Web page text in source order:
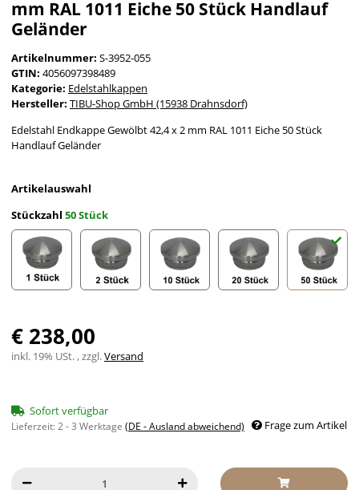
mm RAL 1011 Eiche 50 Stück Handlauf
Geländer
Artikelnummer: S-3952-055
GTIN: 4056097398489
Kategorie: Edelstahlkappen
Hersteller: TIBU-Shop GmbH (15938 Drahnsdorf)
Edelstahl Endkappe Gewölbt 42,4 x 2 mm RAL 1011 Eiche 50 Stück
Handlauf Geländer
Artikelauswahl
Stückzahl 50 Stück
€ 238,00
inkl. 19% USt. , zzgl.Versand
Sofort verfügbar
Lieferzeit:2 - 3 Werktage (DE - Ausland abweichend) Frage zum Artikel